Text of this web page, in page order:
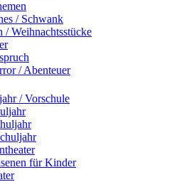
/ Schwank
/ Weihnachtsstücke
/ Abenteuer
/ Vorschule
für Kinder